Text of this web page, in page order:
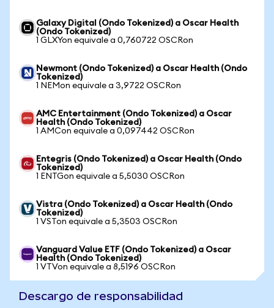
Galaxy Digital (Ondo Tokenized) a Oscar Health
(Ondo Tokenized)
1 GLXYon equivale a 0,760722 OSCRon
Newmont (Ondo Tokenized) a Oscar Health (Ondo
Tokenized)
1 NEMon equivale a 3,9722 OSCRon
AMC Entertainment (Ondo Tokenized) a Oscar
Health (Ondo Tokenized)
1 AMCon equivale a 0,097442 OSCRon
Entegris (Ondo Tokenized) a Oscar Health (Ondo
Tokenized)
1 ENTGon equivale a 5,5030 OSCRon
Vistra (Ondo Tokenized) a Oscar Health (Ondo
Tokenized)
1 VSTon equivale a 5,3503 OSCRon
Vanguard Value ETF (Ondo Tokenized) a Oscar
Health (Ondo Tokenized)
1 VTVon equivale a 8,5196 OSCRon
Descargo de responsabilidad